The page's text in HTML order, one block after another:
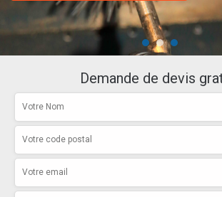
Demande de devis